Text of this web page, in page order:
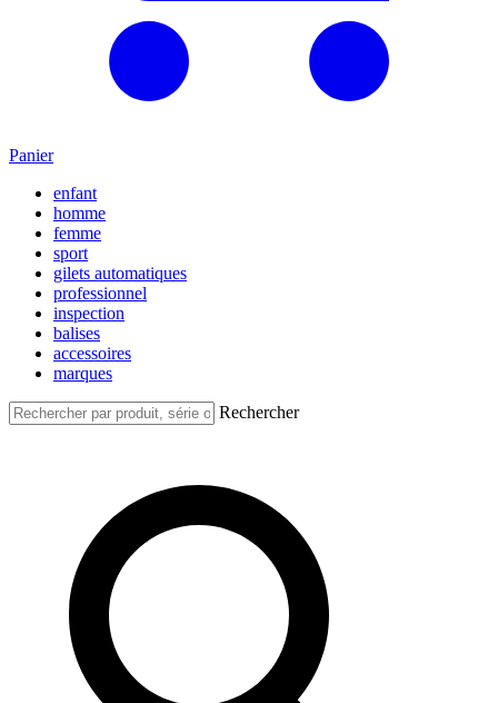
Panier
enfant
homme
femme
sport
gilets automatiques
professionnel
inspection
balises
accessoires
marques
Rechercher